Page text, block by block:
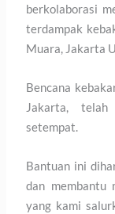
berkolaborasi
terdampak
Muara, Jakarta
Bencana
Jakarta,
setempat.
Bantuan ini
dan membantu
yang kami